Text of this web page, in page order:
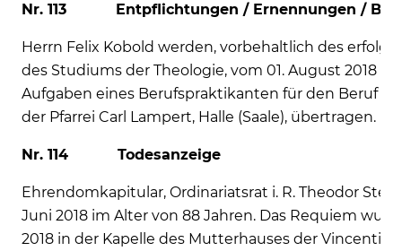
Nr. 113 Entpflichtungen / Ernennungen /
Herrn Felix Kobold werden, vorbehaltlich des
des Studiums der Theologie, vom 01. August 2018 bis
Aufgaben eines Berufspraktikanten für den Beruf
der Pfarrei Carl Lampert, Halle (Saale), übertragen.
Nr. 114 Todesanzeige
Ehrendomkapitular, Ordinariatsrat i. R. Theodor
Juni 2018 im Alter von 88 Jahren. Das Requiem
2018 in der Kapelle des Mutterhauses der